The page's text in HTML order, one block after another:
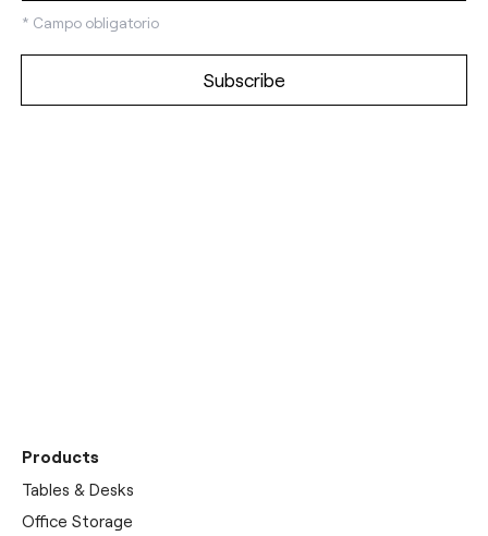
* Campo obligatorio
Products
Tables & Desks
Office Storage